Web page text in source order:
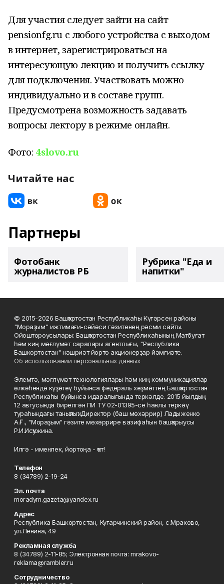
Для участия следует зайти на сайт
pensionfg.ru с любого устройства с выходом
в интернет, зарегистрироваться на
интересующую лекцию и получить ссылку
для подключения. Участвовать можно
индивидуально и в составе групп.
Предусмотрена возможность задавать
вопросы лектору в режиме онлайн.
Фото: 4slovo.ru
Читайте нас
Партнеры
Фотобанк
журналистов РБ
Рубрика "Еда и
напитки"
© 2015-2026 Башҡортостан Республикаһы Күгәрсен районы
"Мораҙым" ижтимағи-сәйәси гәзитенең рәсми сайты.
Ойоштороусылары: Башҡортостан Республикаһының Матбуғат
һәм киң мәғлүмәт саралары агентлығы, "Республика
Башкортостан" нәшриәт йорто акционерҙар йәмғиәте.
Об использовании персональных данных
Элемтә, мәғлүмәт технологиялары һәм киң коммуникациялар
өлкәһендә күҙәтеү буйынса федераль хеҙмәттең Башҡортостан
Республикаһы буйынса идаралығында теркәлде. 2015 йылдың
12 авгусында бирелгән ПИ ТУ 02-01395-се һанлы теркәү
тураһындағы таныҡлыҡ. Директор (баш мөхәррир) Ладыженко
А.Ғ., "Мораҙым" гәзите мөхәррире вазифаһын башҡарыусы
Р.И.Исҡужина.
Илгә - именлек, йортоңа - ҡот!
Телефон
8 (34789) 2-19-24
Эл. почта
moradym.gazeta@yandex.ru
Адрес
Республика Башкортостан, Кугарчинский район, с.Мраково,
ул.Ленина, 49
Рекламная служба
8 (34789) 2-11-85; Электронная почта: mrakovo-
reklama@rambler.ru
Сотрудничество